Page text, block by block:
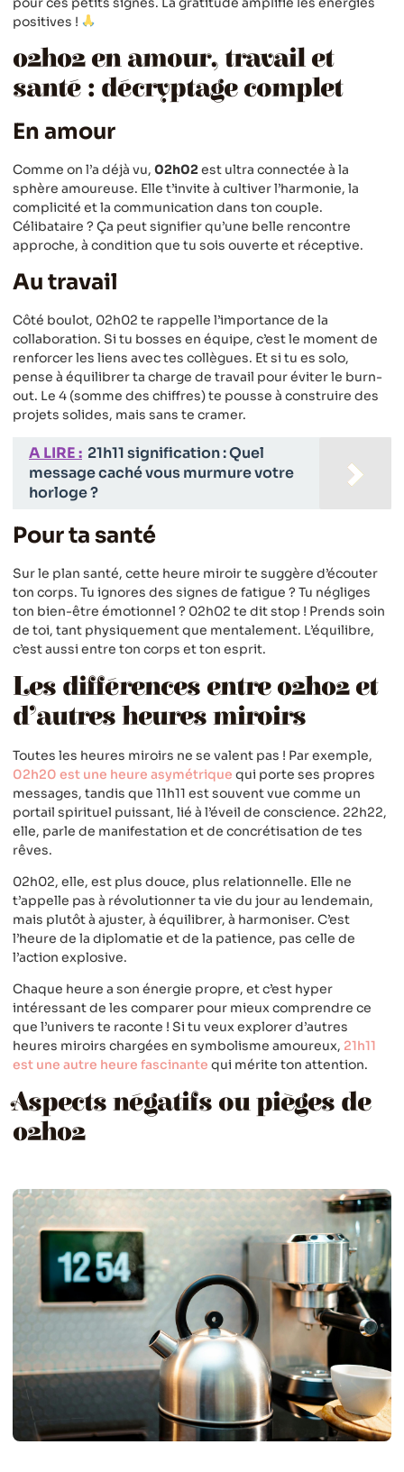
positives !
02h02 en amour, travail et
santé : décryptage complet
En amour
Comme on l’a déjà vu, 02h02est ultra connectée à la
sphère amoureuse. Elle t’invite à cultiver l’harmonie, la
complicité et la communication dans ton couple.
Célibataire ? Ça peut signifier qu’une belle rencontre
approche, à condition que tu sois ouverte et réceptive.
Au travail
Côté boulot, 02h02 te rappelle l’importance de la
collaboration. Si tu bosses en équipe, c’est le moment de
renforcer les liens avec tes collègues. Et si tu es solo,
pense à équilibrer ta charge de travail pour éviter le burn-
out. Le 4 (somme des chiffres) te pousse à construire des
projets solides, mais sans te cramer.
A LIRE : 21h11 signification : Quel
message caché vous murmure votre
horloge ?
Pour ta santé
Sur le plan santé, cette heure miroir te suggère d’écouter
ton corps. Tu ignores des signes de fatigue ? Tu négliges
ton bien-être émotionnel ? 02h02 te dit stop ! Prends soin
de toi, tant physiquement que mentalement. L’équilibre,
c’est aussi entre ton corps et ton esprit.
Les différences entre 02h02 et
d’autres heures miroirs
Toutes les heures miroirs ne se valent pas ! Par exemple,
02h20 est une heure asymétrique qui porte ses propres
messages, tandis que 11h11 est souvent vue comme un
portail spirituel puissant, lié à l’éveil de conscience. 22h22,
elle, parle de manifestation et de concrétisation de tes
rêves.
02h02, elle, est plus douce, plus relationnelle. Elle ne
t’appelle pas à révolutionner ta vie du jour au lendemain,
mais plutôt à ajuster, à équilibrer, à harmoniser. C’est
l’heure de la diplomatie et de la patience, pas celle de
l’action explosive.
Chaque heure a son énergie propre, et c’est hyper
intéressant de les comparer pour mieux comprendre ce
que l’univers te raconte ! Si tu veux explorer d’autres
heures miroirs chargées en symbolisme amoureux, 21h11
est une autre heure fascinante qui mérite ton attention.
Aspects négatifs ou pièges de
02h02